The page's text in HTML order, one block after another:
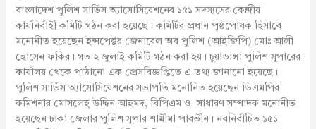
বাংলাদেশ পুলিশ সার্ভিস অ্যাসোসিয়েশনের ১৫১ সদস্যসের কেন্দ্রীয়
কার্যনির্বাহী কমিটি গঠন করা হয়েছে। কমিটির প্রধান পৃষ্ঠপোষক হিসাবে
মনোনীত হয়েছেন ইন্সপেক্টর জেনারেল অব পুলিশ (আইজিপি) মোঃ আলী
হোসেন ফকির। গত ২ জুলাই কমিটি গঠন করা হয়। চুয়াডাঙ্গা পুলিশ সুপারের
কার্যালয় থেকে পাঠানো এক প্রেসবিজ্ঞপ্তিতে এ তথ্য জানানো হয়েছে।
পুলিশ সার্ভিস অ্যাসোসিয়েশনের সভাপতি মনোনিত হয়েছেন ডিএমপির
কমিশনার মোসলেহ্ উদ্দিন আহমদ, বিপিএম ও সাধারণ সম্পাদক মনোনীত
হয়েছেন ঢাকা জেলার পুলিশ সুপার শামীমা পারভীন। নবনির্বাচিত ১৫১